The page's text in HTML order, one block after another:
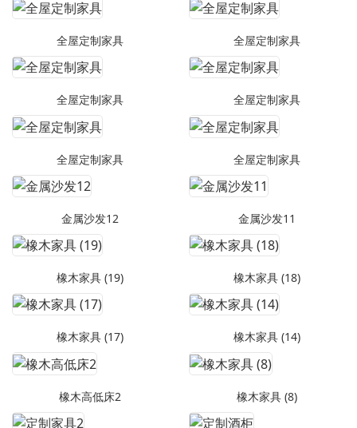
全屋定制家具 全屋定制家具
全屋定制家具 全屋定制家具
全屋定制家具 全屋定制家具
金属沙发12 金属沙发11
橡木家具 (19) 橡木家具 (18)
橡木家具 (17) 橡木家具 (14)
橡木高低床2 橡木家具 (8)